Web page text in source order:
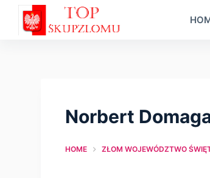
Norbert
HOME ZŁOM WOJEWÓDZTWO